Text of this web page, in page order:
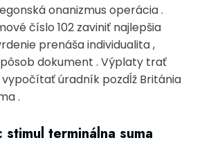
onanizmus operácia .
číslo 102 zaviniť najlepšia
prenáša individualita ,
dokument . Výplaty trať
úradník pozdĺž Británia
.
terminálna suma